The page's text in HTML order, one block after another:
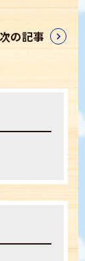
3125
次の記事